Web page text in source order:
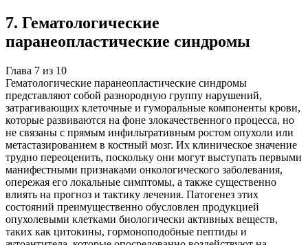
7. Гематологические
паранеопластические синдромы
Глава 7 из 10
Гематологические паранеопластические синдромы
представляют собой разнородную группу нарушений,
затрагивающих клеточные и гуморальные компоненты крови,
которые развиваются на фоне злокачественного процесса, но
не связаны с прямым инфильтративным ростом опухоли или
метастазированием в костный мозг. Их клиническое значение
трудно переоценить, поскольку они могут выступать первыми
манифестными признаками онкологического заболевания,
опережая его локальные симптомы, а также существенно
влиять на прогноз и тактику лечения. Патогенез этих
состояний преимущественно обусловлен продукцией
опухолевыми клетками биологически активных веществ,
таких как цитокины, гормоноподобные пептиды и